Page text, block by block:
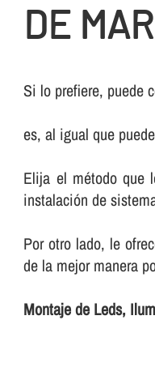
DE MAR
Si lo prefiere, puede
es, al igual que
Elija el método que
instalación de
Por otro lado, le
de la mejor manera
Montaje de Leds,